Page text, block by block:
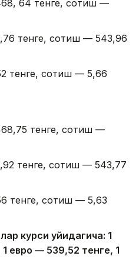
64 тенге, сотиш —
тенге, сотиш — 543,96
тенге, сотиш — 5,66
тенге, сотиш —
тенге, сотиш — 543,77
тенге, сотиш — 5,63
курси қуйидагича: 1
1 евро — 539,52 тенге, 1